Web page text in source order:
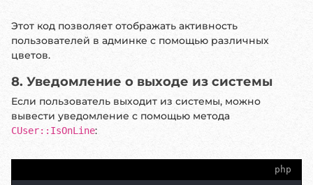
Этот код позволяет отображать активность
пользователей в админке с помощью различных
цветов.
8. Уведомление о выходе из системы
Если пользователь выходит из системы, можно
вывести уведомление с помощью метода
CUser::IsOnLine:
php